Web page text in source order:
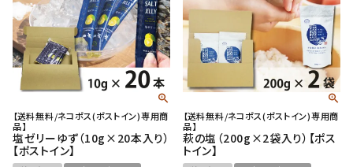
【送料無料/ネコポス(ポストイン)専用商
品】
塩ゼリーゆず（10g×20本入り）
【ポストイン】
【送料無料/ネコポス(ポストイン)専用商
品】
萩の塩（200g×2袋入り）【ポス
トイン】